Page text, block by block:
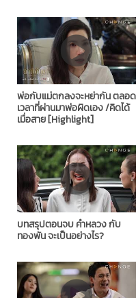
พ่อกับแม่ตกลงจะหย่ากัน ตลอด
เวลาที่ผ่านมาพ่อผิดเอง /คิดได้
เมื่อสาย [Highlight]
บทสรุปตอนจบ คำหลวง กับ
ทองพัน จะเป็นอย่างไร?